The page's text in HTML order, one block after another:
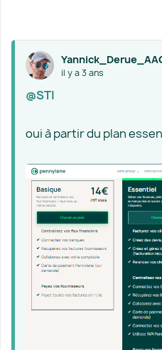
il y a 3 ans
@STI
oui à partir du plan